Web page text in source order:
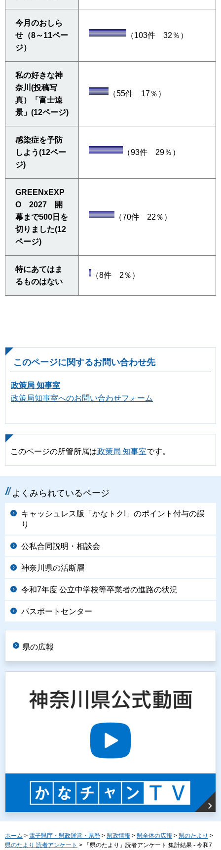
今月のおしら
せ（8～11ペー
ジ）
（103件 32％）
私の好きな神
奈川(投稿写
真）「富士遠
景」(12ページ)
（55件 17％）
感染症を予防
しよう(12ペー
ジ)
（93件 29％）
GREENxEXP
O 2027 開
幕まで500日を
切りました(12
ページ)
（70件 22％）
特にあてはま
るものはない
（8件 2％）
このページに関するお問い合わせ先
政策局 知事室
政策局知事室へのお問い合わせフォーム
このページの所管所属は政策局 知事室です。
よくみられているページ
キャッシュレス版「かなトク!」のポイント付与の誤
り
公私合同説明・相談会
神奈川県の活断層
令和7年度 公立中学校等卒業者の進路の状況
パスポートセンター
県の広報
ホーム > 電子県庁・県政運営・県勢 > 県政情報 > 県全体の広報 > 県のたより >
県のたより 読者アンケート > 「県のたより」読者アンケート 集計結果 - 令和7